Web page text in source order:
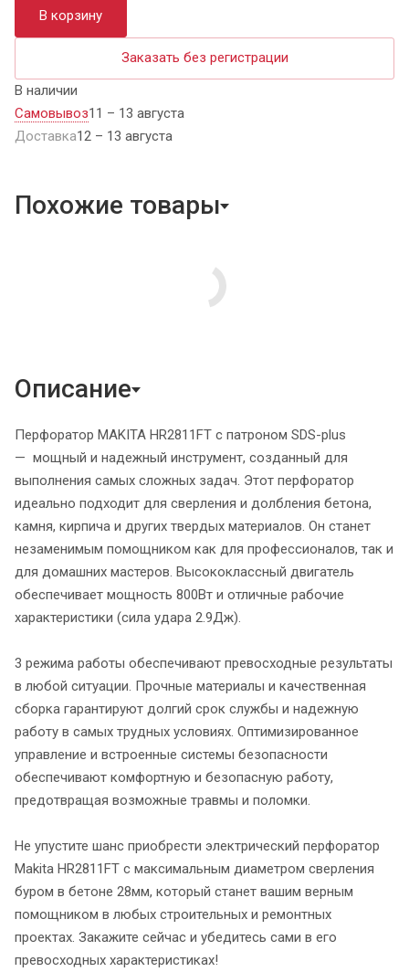
В корзину
Заказать без регистрации
В наличии
Самовывоз11 – 13 августа
Доставка12 – 13 августа
Похожие товары
Описание
Перфоратор MAKITA HR2811FT с патроном SDS-plus
— мощный и надежный инструмент, созданный для
выполнения самых сложных задач. Этот перфоратор
идеально подходит для сверления и долбления бетона,
камня, кирпича и других твердых материалов. Он станет
незаменимым помощником как для профессионалов, так и
для домашних мастеров. Высококлассный двигатель
обеспечивает мощность 800Вт и отличные рабочие
характеристики (сила удара 2.9Дж).
3 режима работы обеспечивают превосходные результаты
в любой ситуации. Прочные материалы и качественная
сборка гарантируют долгий срок службы и надежную
работу в самых трудных условиях. Оптимизированное
управление и встроенные системы безопасности
обеспечивают комфортную и безопасную работу,
предотвращая возможные травмы и поломки.
Не упустите шанс приобрести электрический перфоратор
Makita HR2811FT с максимальным диаметром сверления
буром в бетоне 28мм, который станет вашим верным
помощником в любых строительных и ремонтных
проектах. Закажите сейчас и убедитесь сами в его
превосходных характеристиках!